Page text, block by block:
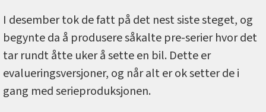
I desember tok de fatt på det nest siste steget, og
begynte da å produsere såkalte pre-serier hvor det
tar rundt åtte uker å sette en bil. Dette er
evalueringsversjoner, og når alt er ok setter de i
gang med serieproduksjonen.